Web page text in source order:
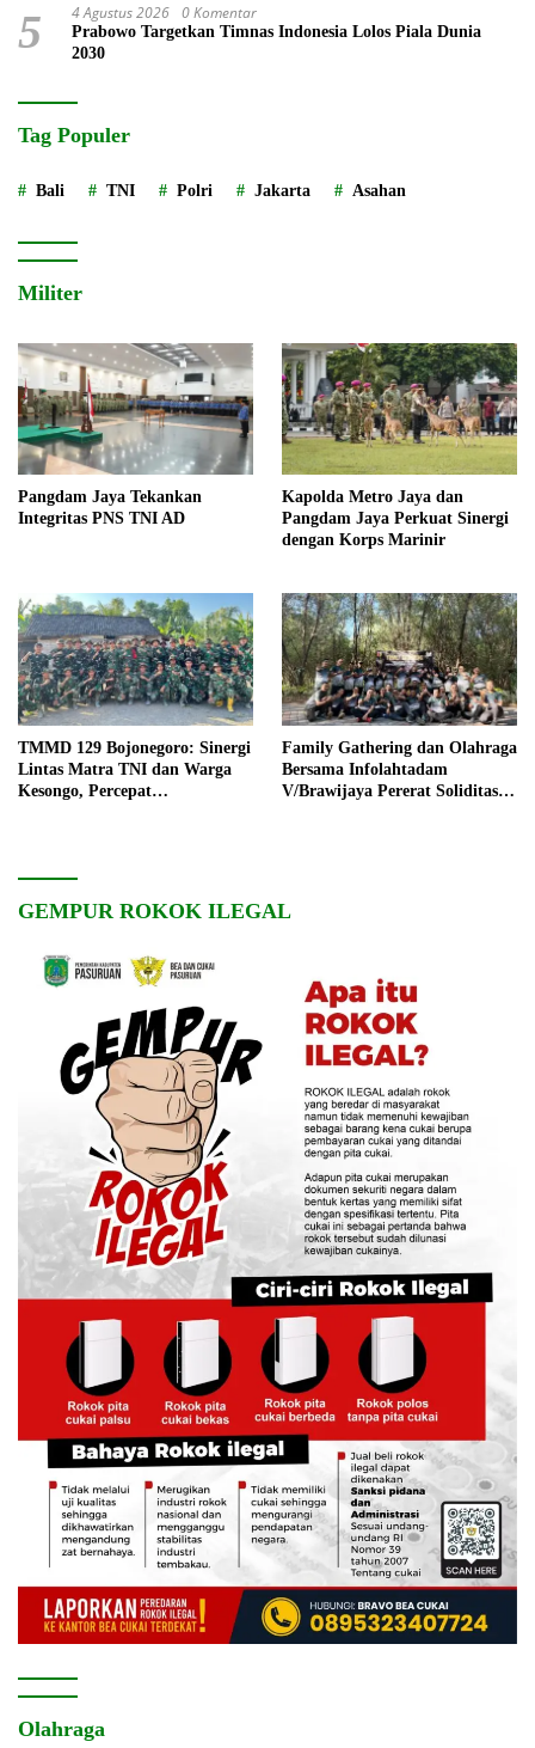
5 4 Agustus 2026 0 Komentar
Prabowo Targetkan Timnas Indonesia Lolos Piala Dunia
2030
Tag Populer
Bali TNI Polri Jakarta Asahan
Militer
Pangdam Jaya Tekankan
Integritas PNS TNI AD
Kapolda Metro Jaya dan
Pangdam Jaya Perkuat Sinergi
dengan Korps Marinir
TMMD 129 Bojonegoro: Sinergi
Lintas Matra TNI dan Warga
Kesongo, Percepat
Family Gathering dan Olahraga
Bersama Infolahtadam
V/Brawijaya Pererat Soliditas
GEMPUR ROKOK ILEGAL
Olahraga